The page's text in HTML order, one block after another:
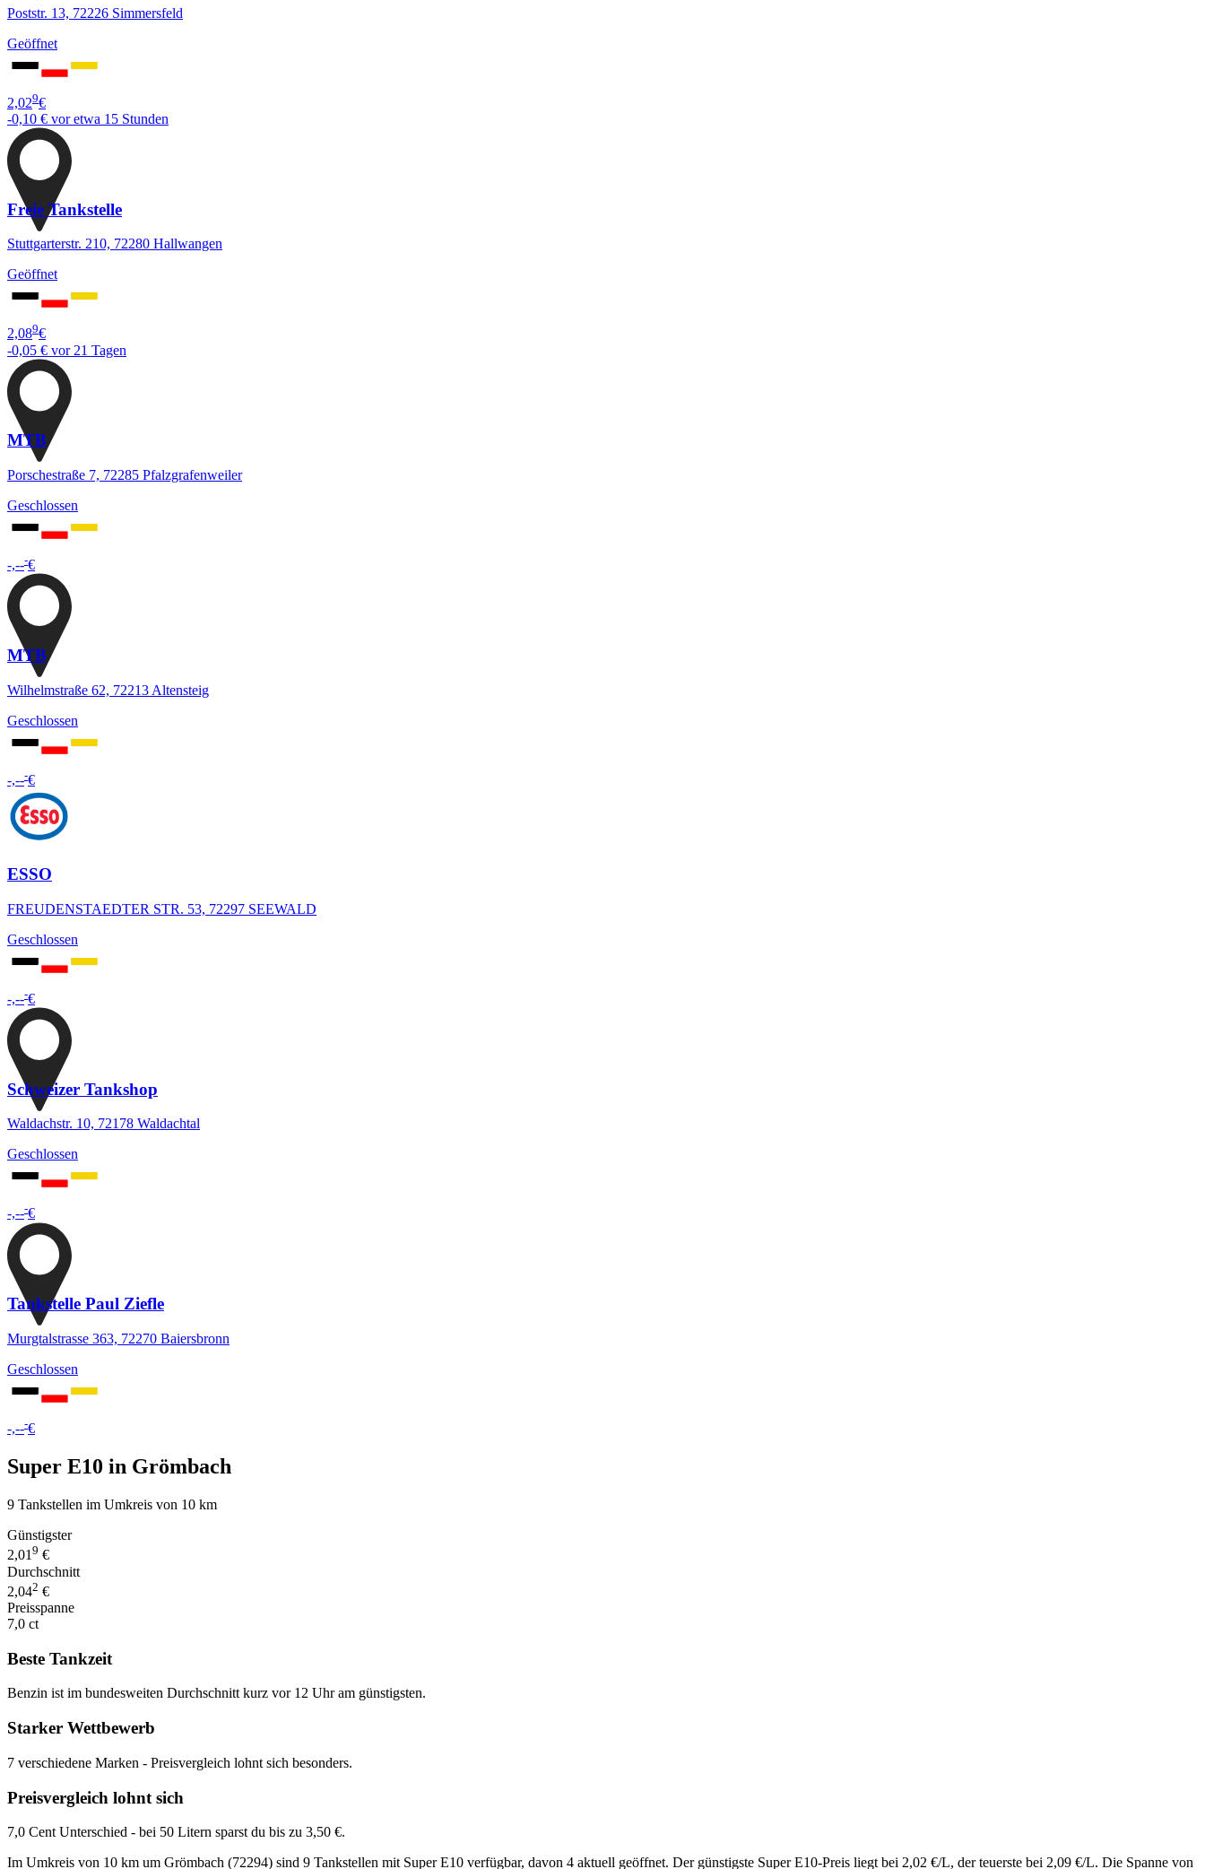
Poststr. 13, 72226 Simmersfeld
Geöffnet
2,029€
-0,10 € vor etwa 15 Stunden
Freie Tankstelle
Stuttgarterstr. 210, 72280 Hallwangen
Geöffnet
2,089€
-0,05 € vor 21 Tagen
MTB
Porschestraße 7, 72285 Pfalzgrafenweiler
Geschlossen
-,---€
MTB
Wilhelmstraße 62, 72213 Altensteig
Geschlossen
-,---€
ESSO
FREUDENSTAEDTER STR. 53, 72297 SEEWALD
Geschlossen
-,---€
Schweizer Tankshop
Waldachstr. 10, 72178 Waldachtal
Geschlossen
-,---€
Tankstelle Paul Ziefle
Murgtalstrasse 363, 72270 Baiersbronn
Geschlossen
-,---€
Super E10 in Grömbach
9 Tankstellen im Umkreis von 10 km
Günstigster
2,019 €
Durchschnitt
2,042 €
Preisspanne
7,0 ct
Beste Tankzeit
Benzin ist im bundesweiten Durchschnitt kurz vor 12 Uhr am günstigsten.
Starker Wettbewerb
7 verschiedene Marken - Preisvergleich lohnt sich besonders.
Preisvergleich lohnt sich
7,0 Cent Unterschied - bei 50 Litern sparst du bis zu 3,50 €.
Im Umkreis von 10 km um Grömbach (72294) sind 9 Tankstellen mit Super E10 verfügbar, davon 4 aktuell geöffnet. Der günstigste Super E10-Preis liegt bei 2,02 €/L, der teuerste bei 2,09 €/L. Die Spanne von